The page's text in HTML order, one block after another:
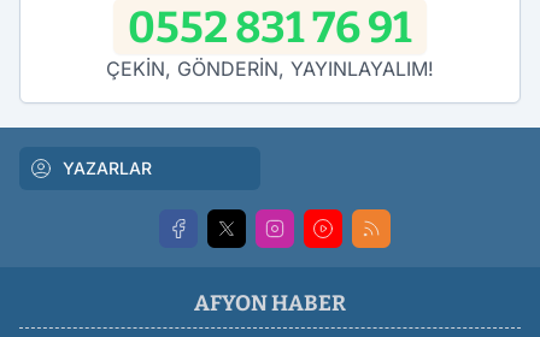
0552 831 76 91
ÇEKİN, GÖNDERİN, YAYINLAYALIM!
YAZARLAR
AFYON HABER